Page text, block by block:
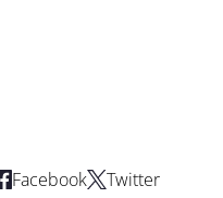
Facebook Twitter